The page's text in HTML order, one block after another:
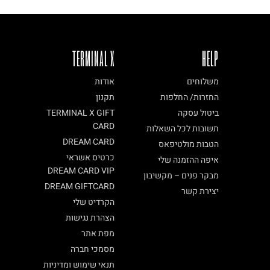
TERMINAL X
אודות
תקנון
TERMINAL X GIFT
CARD
DREAM CARD
כרטיס אשראי
DREAM CARD VIP
DREAM GIFTCARD
הקרדיט שלי
הצהרת נגישות
מפת אתר
מסמכי חברה
תנאי שימוש ומדיניות
HELP
משלוחים
החזרות/ החלפות
ביטול עסקה
תשובות לכל השאלות
הטבות מולטיפאס
איפה ההזמנה שלי
מבקר פנים – מקשיבון
יצירת קשר